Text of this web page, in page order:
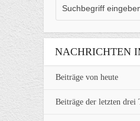
NACHRICHTEN
Beiträge von heute
Beiträge der letzten drei